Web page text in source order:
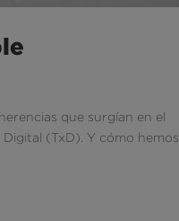
que surgían en el
(TxD). Y cómo hemos